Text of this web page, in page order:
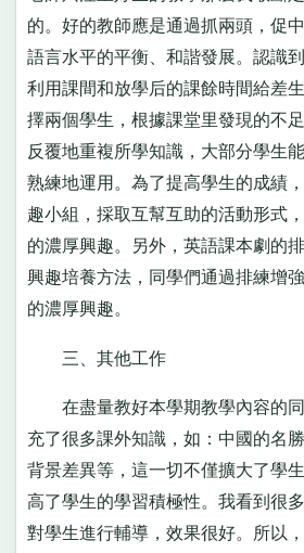
的。好的教師應是通過抓兩頭，促
語言水平的平衡、和諧發展。認識
利用課間和放學后的課餘時間給差
擇兩個學生，根據課堂里發現的不
反覆地重複所學知識，大部分學生
熟練地運用。為了提高學生的成績
趣小組，採取互幫互助的活動形式
的濃厚興趣。另外，英語課本劇的
興趣培養方法，同學們通過排練增
的濃厚興趣。
三、其他工作
在盡量教好本學期教學內容的同
充了很多課外知識，如：中國的名
背景差異等，這一切不僅擴大了學
高了學生的學習積極性。我看到很
對學生進行輔導，效果很好。所以